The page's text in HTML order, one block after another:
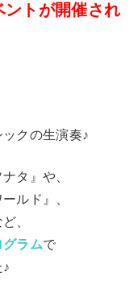
トが開催され
クの生演奏♪
タ』や、
ルド』、
、
ラムで